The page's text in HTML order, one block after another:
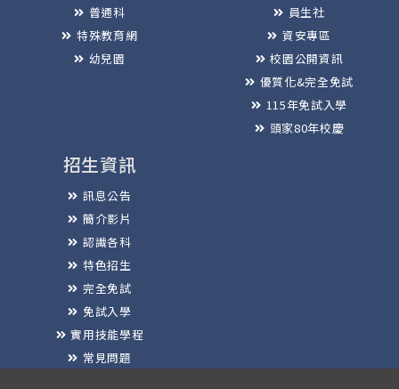
普通科
特殊教育網
幼兒園
員生社
資安專區
校園公開資訊
優質化&完全免試
115年免試入學
頭家80年校慶
招生資訊
訊息公告
簡介影片
認識各科
特色招生
完全免試
免試入學
實用技能學程
常見問題